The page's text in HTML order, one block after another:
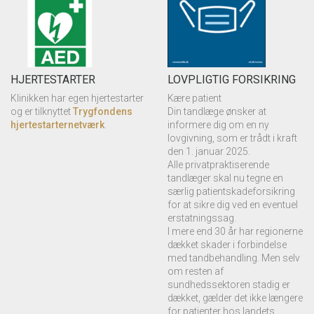
HJERTESTARTER
Klinikken har egen hjertestarter
og er tilknyttetTrygfondens
hjertestarternetværk
LOVPLIGTIG FORSIKRING
Kære patient
Din tandlæge ønsker at
informere dig om en ny
lovgivning, som er trådt i kraft
den 1. januar 2025.
Alle privatpraktiserende
tandlæger skal nu tegne en
særlig patientskadeforsikring
for at sikre dig ved en eventuel
erstatningssag.
I mere end 30 år har regionerne
dækket skader i forbindelse
med tandbehandling. Men selv
om resten af
sundhedssektoren stadig er
dækket, gælder det ikke længere
for patienter hos landets